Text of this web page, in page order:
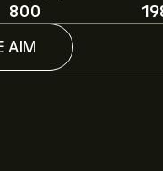
800
AIM